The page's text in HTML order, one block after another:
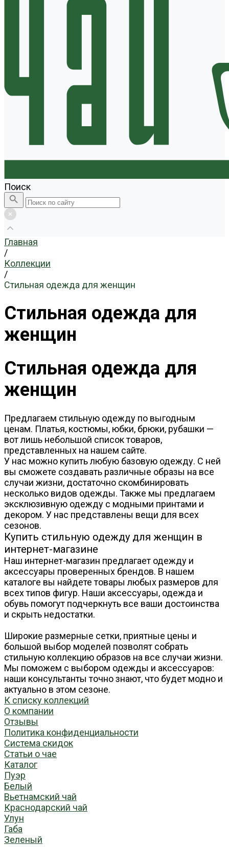
Поиск
Главная
/
Коллекции
/
Стильная одежда для женщин
Стильная одежда для
женщин
Стильная одежда для
женщин
Предлагаем стильную одежду по выгодным
ценам. Платья, костюмы, юбки, брюки, рубашки —
вот лишь небольшой список товаров,
представленных на нашем сайте.
У нас можно купить любую базовую одежду. С ней
вы сможете создавать различные образы на все
случаи жизни, достаточно скомбинировать
несколько видов одежды. Также мы предлагаем
эксклюзивную одежду с модными принтами и
декором. У нас представлены вещи для всех
сезонов.
Купить стильную одежду для женщин в
интернет-магазине
Наш интернет-магазин предлагает одежду и
аксессуары проверенных брендов. В нашем
каталоге вы найдете товары любых размеров для
всех типов фигур. Наши аксессуары, одежда и
обувь помогут подчеркнуть все ваши достоинства
и скрыть недостатки.
Широкие размерные сетки, приятные цены и
большой выбор моделей позволят собрать
стильную коллекцию образов на все случаи жизни.
Мы поможем с выбором одежды и аксессуаров:
наши консультанты точно знают, что будет модно и
актуально в этом сезоне.
К списку коллекций
О компании
Отзывы
Политика конфиденциальности
Система скидок
Статьи о чае
Каталог
Пуэр
Белый
Вьетнамский чай
Краснодарский чай
Улун
Габа
Зеленый